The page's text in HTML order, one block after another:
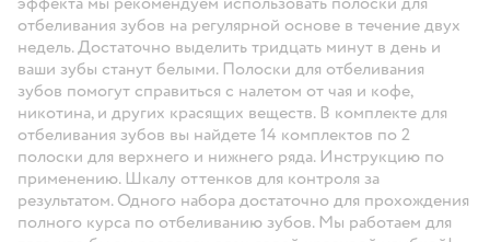
отбеливания зубов на регулярной основе в течение двух
недель. Достаточно выделить тридцать минут в день и
ваши зубы станут белыми. Полоски для отбеливания
зубов помогут справиться с налетом от чая и кофе,
никотина, и других красящих веществ. В комплекте для
отбеливания зубов вы найдете 14 комплектов по 2
полоски для верхнего и нижнего ряда. Инструкцию по
применению. Шкалу оттенков для контроля за
результатом. Одного набора достаточно для прохождения
полного курса по отбеливанию зубов. Мы работаем для